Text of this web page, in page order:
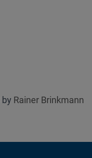
by Rainer Brinkmann